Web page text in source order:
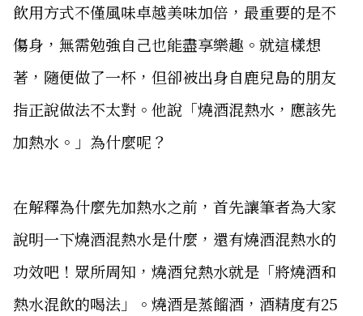
飲用方式不僅風味卓越美味加倍，最重要的是不
傷身，無需勉強自己也能盡享樂趣。就這樣想
著，隨便做了一杯，但卻被出身自鹿兒島的朋友
指正說做法不太對。他說「燒酒混熱水，應該先
加熱水。」為什麼呢？
在解釋為什麼先加熱水之前，首先讓筆者為大家
說明一下燒酒混熱水是什麼，還有燒酒混熱水的
功效吧！眾所周知，燒酒兌熱水就是「將燒酒和
熱水混飲的喝法」。燒酒是蒸餾酒，酒精度有25